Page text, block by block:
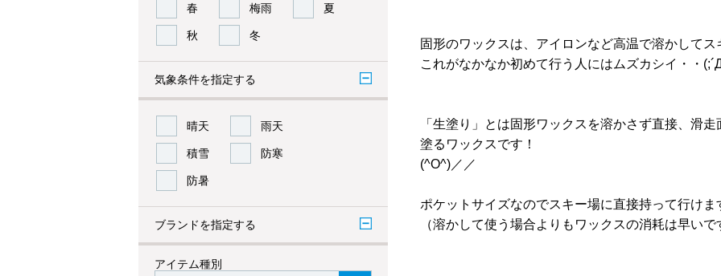
春 梅雨 夏
秋 冬
気象条件を指定する
晴天 雨天
積雪 防寒
防暑
ブランドを指定する
アイテム種別
固形のワックスは、アイロンなど高温で溶かしてス
これがなかなか初めて行う人にはムズカシイ・・
「生塗り」とは固形ワックスを溶かさず直接、滑
塗るワックスです！
(^O^)／／
ポケットサイズなのでスキー場に直接持って行け
（溶かして使う場合よりもワックスの消耗は早いで